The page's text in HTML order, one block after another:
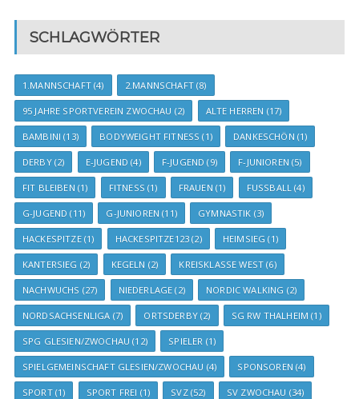
SCHLAGWÖRTER
1.MANNSCHAFT(4) 2.MANNSCHAFT(8)
95 JAHRE SPORTVEREIN ZWOCHAU (2) ALTE HERREN (17)
BAMBINI (13) BODYWEIGHT FITNESS (1) DANKESCHÖN (1)
DERBY(2) E-JUGEND (4) F-JUGEND (9) F-JUNIOREN (5)
FIT BLEIBEN (1) FITNESS (1) FRAUEN (1) FUSSBALL (4)
G-JUGEND (11) G-JUNIOREN (11) GYMNASTIK (3)
HACKESPITZE(1) HACKESPITZE123 (2) HEIMSIEG (1)
KANTERSIEG (2) KEGELN (2) KREISKLASSE WEST (6)
NACHWUCHS (27) NIEDERLAGE (2) NORDIC WALKING (2)
NORDSACHSENLIGA (7) ORTSDERBY(2) SG RW THALHEIM (1)
SPG GLESIEN/ZWOCHAU (12) SPIELER (1)
SPIELGEMEINSCHAFT GLESIEN/ZWOCHAU (4) SPONSOREN (4)
SPORT(1) SPORT FREI (1) SVZ(52) SV ZWOCHAU (34)